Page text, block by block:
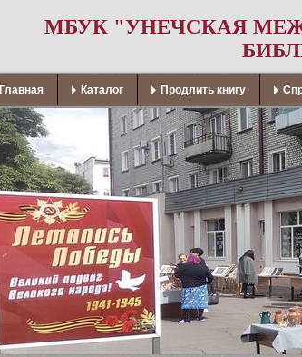
МБУК "УНЕЧСКАЯ
Главная Каталог Продлить книгу